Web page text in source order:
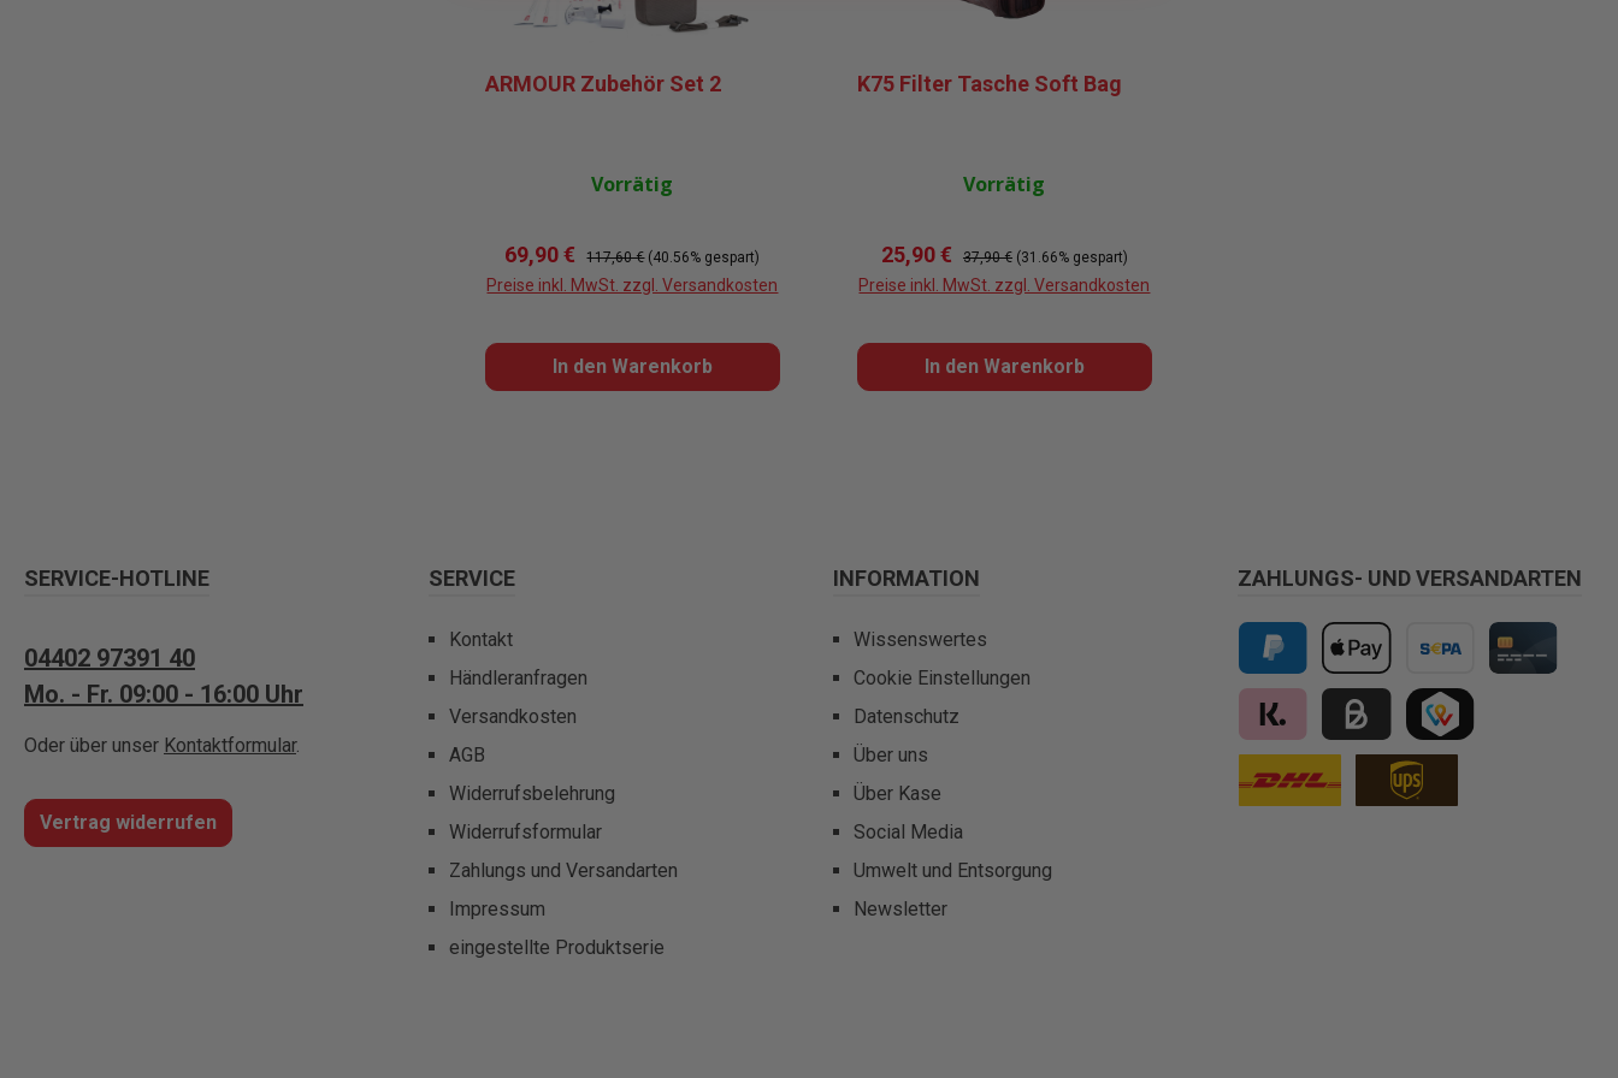
ARMOUR Zubehör Set 2
Vorrätig
Verkaufspreis:
69,90 € Regulärer Preis:
117,60 € (40.56% gespart)
Preise inkl. MwSt. zzgl. Versandkosten
In den Warenkorb
K75 Filter Tasche Soft Bag
Vorrätig
Verkaufspreis:
25,90 € Regulärer Preis:
37,90 € (31.66% gespart)
Preise inkl. MwSt. zzgl. Versandkosten
In den Warenkorb
SERVICE-HOTLINE
04402 97391 40
Mo. - Fr. 09:00 - 16:00 Uhr
Oder über unser Kontaktformular.
Vertrag widerrufen
SERVICE
Kontakt
Händleranfragen
Versandkosten
AGB
Widerrufsbelehrung
Widerrufsformular
Zahlungs und Versandarten
Impressum
eingestellte Produktserie
INFORMATION
Wissenswertes
Cookie Einstellungen
Datenschutz
Über uns
Über Kase
Social Media
Umwelt und Entsorgung
Newsletter
ZAHLUNGS- UND VERSANDARTEN
PayPal Apple Pay Vorkasse
Klarna Kauf auf Rechnung für B2B via
TWINT